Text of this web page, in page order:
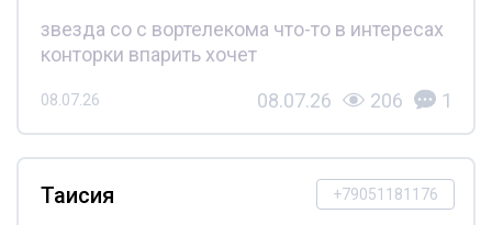
звезда со с вортелекома что-то в интересах
конторки впарить хочет
08.07.26 08.07.26 206 1
+79051181176
Таисия